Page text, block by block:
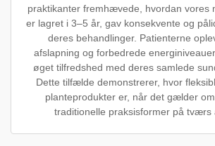
praktikanter fremhævede, hvordan vores
er lagret i 3–5 år, gav konsekvente og
deres behandlinger. Patienterne
afslapning og forbedrede
øget tilfredshed med deres samlede
Dette tilfælde demonstrerer, hvor
planteprodukter er, når det gælder
traditionelle praksisformer på tværs